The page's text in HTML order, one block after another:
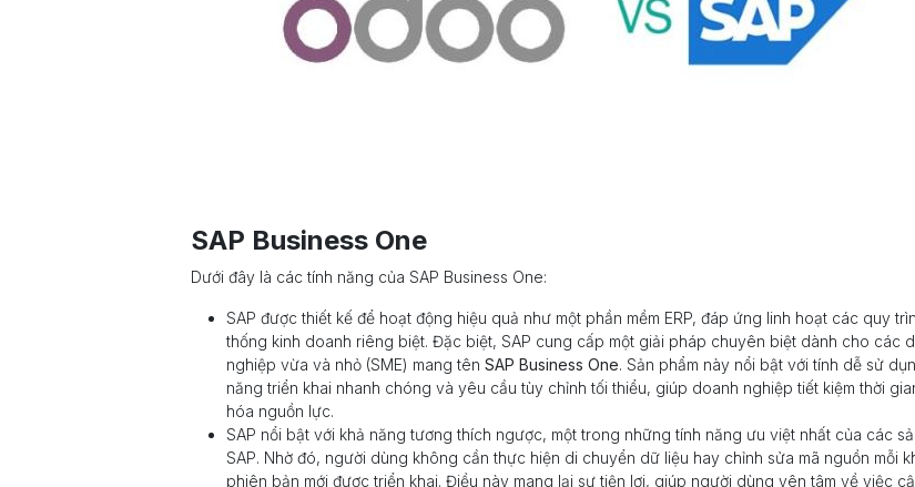
SAP Business One
Dưới đây là các tính năng của SAP Business One:
SAP được thiết kế để hoạt động hiệu quả như một phần mềm ERP, đáp ứng linh hoạt các quy
thống kinh doanh riêng biệt. Đặc biệt, SAP cung cấp một giải pháp chuyên biệt dành cho các
nghiệp vừa và nhỏ (SME) mang tên SAP Business One. Sản phẩm này nổi bật với tính dễ sử
năng triển khai nhanh chóng và yêu cầu tùy chỉnh tối thiểu, giúp doanh nghiệp tiết kiệm thời
hóa nguồn lực.
SAP nổi bật với khả năng tương thích ngược, một trong những tính năng ưu việt nhất của các
SAP. Nhờ đó, người dùng không cần thực hiện di chuyển dữ liệu hay chỉnh sửa mã nguồn mỗi
phiên bản mới được triển khai. Điều này mang lại sự tiện lợi, giúp người dùng yên tâm về việc